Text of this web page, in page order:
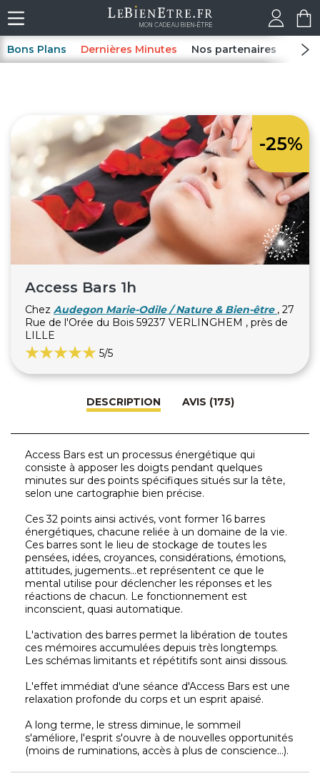
Bons Plans Dernières Minutes Nos partenaires Spas
-25%
Access Bars 1h
Chez Audegon Marie-Odile / Nature & Bien-être , 27
Rue de l'Orée du Bois 59237 VERLINGHEM , près de
LILLE
5/5
DESCRIPTION AVIS (175)
Access Bars est un processus énergétique qui
consiste à apposer les doigts pendant quelques
minutes sur des points spécifiques situés sur la tête,
selon une cartographie bien précise.
Ces 32 points ainsi activés, vont former 16 barres
énergétiques, chacune reliée à un domaine de la vie.
Ces barres sont le lieu de stockage de toutes les
pensées, idées, croyances, considérations, émotions,
attitudes, jugements...et représentent ce que le
mental utilise pour déclencher les réponses et les
réactions de chacun. Le fonctionnement est
inconscient, quasi automatique.
L'activation des barres permet la libération de toutes
ces mémoires accumulées depuis très longtemps.
Les schémas limitants et répétitifs sont ainsi dissous.
L'effet immédiat d'une séance d'Access Bars est une
relaxation profonde du corps et un esprit apaisé.
A long terme, le stress diminue, le sommeil
s'améliore, l'esprit s'ouvre à de nouvelles opportunités
(moins de ruminations, accès à plus de conscience...).